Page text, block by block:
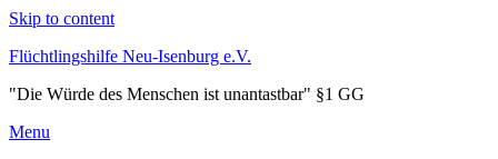
Skip to content
Flüchtlingshilfe Neu-Isenburg e.V.
"Die Würde des Menschen ist unantastbar" §1 GG
Menu